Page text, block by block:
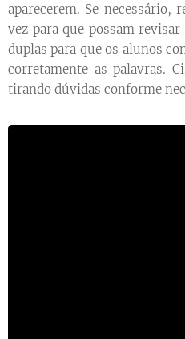
aparecerem. Se necessário,
vez para que possam
duplas para que os alunos
corretamente as palavras.
tirando dúvidas conforme